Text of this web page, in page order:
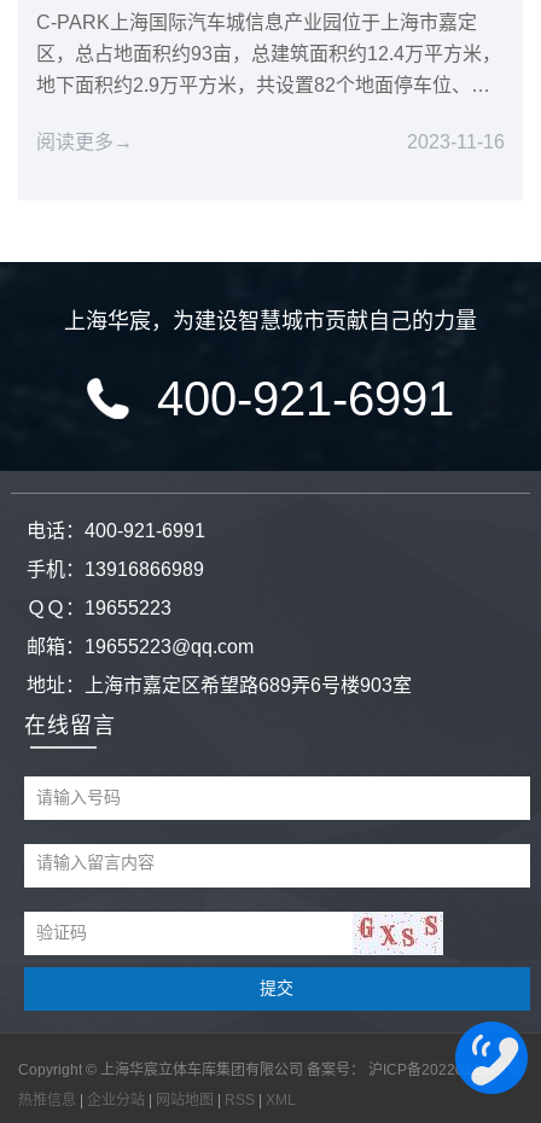
C-PARK上海国际汽车城信息产业园位于上海市嘉定
区，总占地面积约93亩，总建筑面积约12.4万平方米，
地下面积约2.9万平方米，共设置82个地面停车位、
阅读更多→
2023-11-16
上海华宸 ， 为建设智慧城市贡献自己的力量
400-921-6991
电话：400-921-6991
手机：13916866989
ＱＱ： 19655223
邮箱：19655223@qq.com
地址：
上海市嘉定区希望路689弄6号楼903室
在线留言
Copyright © 上海华宸立体车库集团有限公司 备案号： 沪ICP备2022021629号
热推信息 | 企业分站 | 网站地图 | RSS | XML